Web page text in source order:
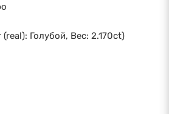
Голубой, Вес: 2.170ct)